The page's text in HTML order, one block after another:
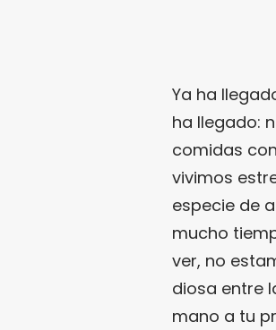
Ya ha
ha llegado:
comidas
vivimos
especie de
mucho
ver, no
diosa entre
mano a tu